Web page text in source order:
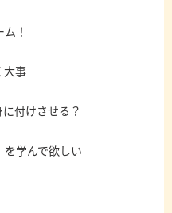
！
大事
付けさせる？
学んで欲しい